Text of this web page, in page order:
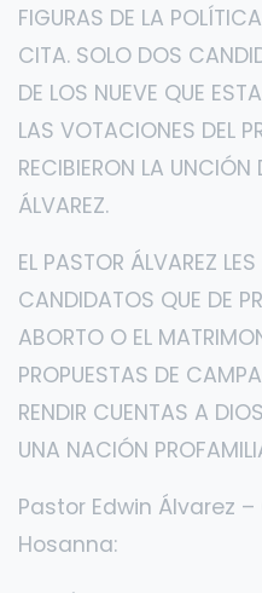
FIGURAS DE LA
CITA. SOLO DOS
DE LOS NUEVE QUE
LAS VOTACIONES DEL
RECIBIERON LA UNCIÓN
ÁLVAREZ.
EL PASTOR ÁLVAREZ
CANDIDATOS QUE DE
ABORTO O EL
PROPUESTAS DE
RENDIR CUENTAS A
UNA NACIÓN
Pastor Edwin Álvarez
Hosanna: